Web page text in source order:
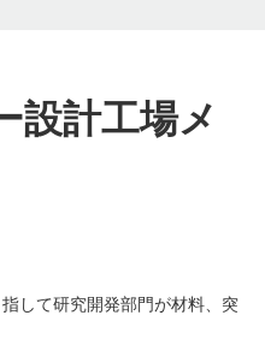
設計工場メ
して研究開発部門が材料、突